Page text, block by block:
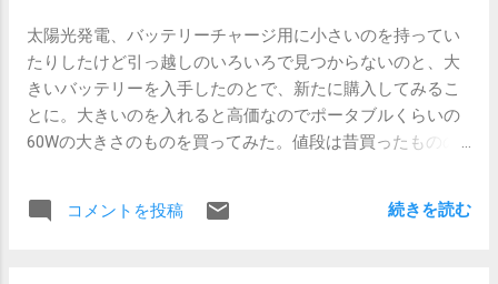
いないWi-Fiのみ選択できる パスワード (謎) 何を入れても通
らない NFCタグの種類 (144バイト/888バイト) そこまで進
まない というわけで、謎。 au Xperia XZ1 (SOV36) + IIJmio
SIM パスワードが通らない。 au Xperia XZ (SOV34) はFelica
が壊れていてたぶん試せない。 SONY Xperia Z4 Tablet
するとバグに遭遇する、こわいこわい。 Tap-to-Connect 書
き込み Android 7.1.1 の場合は接続中のWi-Fiのみ書き込める
太陽光発電、バッテリーチャージ用に小さいのを持ってい
たりしたけど引っ越しのいろいろで見つからないのと、大
きいバッテリーを入手したのとで、新たに購入してみるこ
とに。大きいのを入れると高価なのでポータブルくらいの
60Wの大きさのものを買ってみた。値段は昔買ったものの
イルバッテリーなAnkerや大きめのバッテリーのsuaokiとい
コメントを投稿 続きを読む